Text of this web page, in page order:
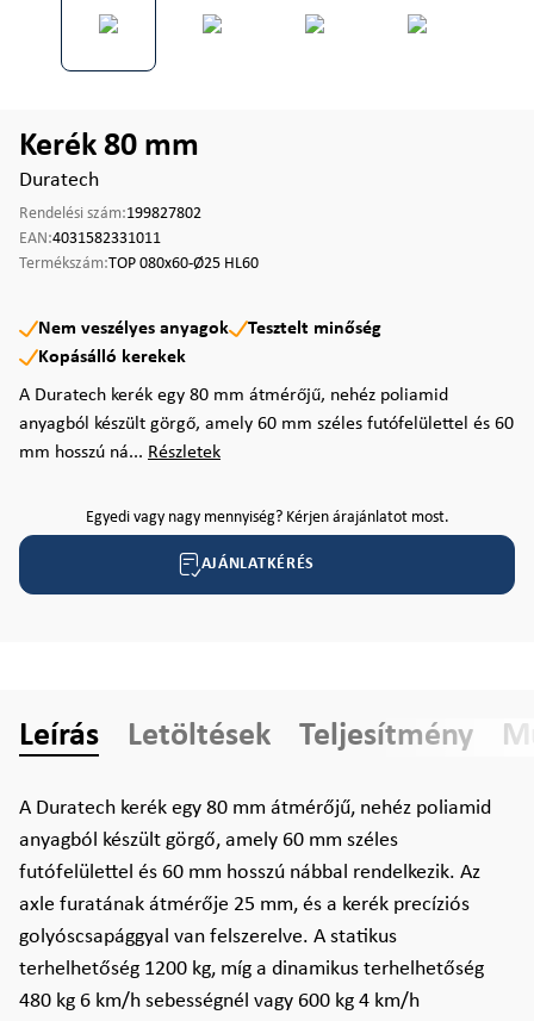
Kerék 80 mm
Duratech
Rendelési szám:199827802
EAN:4031582331011
Termékszám:TOP 080x60-Ø25 HL60
Nem veszélyes anyagok
Tesztelt minőség
Kopásálló kerekek
A Duratech kerék egy 80 mm átmérőjű, nehéz poliamid
anyagból készült görgő, amely 60 mm széles futófelülettel és 60
mm hosszú ná... Részletek
Egyedi vagy nagy mennyiség? Kérjen árajánlatot most.
AJÁNLATKÉRÉS
Leírás Letöltések Teljesítmény
A Duratech kerék egy 80 mm átmérőjű, nehéz poliamid
anyagból készült görgő, amely 60 mm széles
futófelülettel és 60 mm hosszú nábbal rendelkezik. Az
axle furatának átmérője 25 mm, és a kerék precíziós
golyóscsapággyal van felszerelve. A statikus
terhelhetőség 1200 kg, míg a dinamikus terhelhetőség
480 kg 6 km/h sebességnél vagy 600 kg 4 km/h